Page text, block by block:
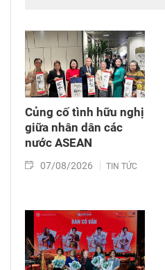
(6/8/1976 – 6/8/2026).
Củng cố tình hữu nghị
giữa nhân dân các
nước ASEAN
07/08/2026 TIN TỨC